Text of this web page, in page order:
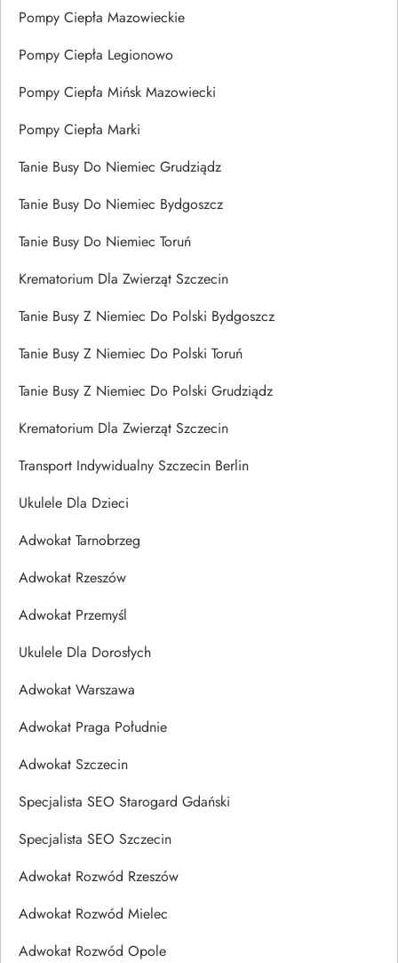
Pompy Ciepła Mazowieckie
Pompy Ciepła Legionowo
Pompy Ciepła Mińsk Mazowiecki
Pompy Ciepła Marki
Tanie Busy Do Niemiec Grudziądz
Tanie Busy Do Niemiec Bydgoszcz
Tanie Busy Do Niemiec Toruń
Krematorium Dla Zwierząt Szczecin
Tanie Busy Z Niemiec Do Polski Bydgoszcz
Tanie Busy Z Niemiec Do Polski Toruń
Tanie Busy Z Niemiec Do Polski Grudziądz
Krematorium Dla Zwierząt Szczecin
Transport Indywidualny Szczecin Berlin
Ukulele Dla Dzieci
Adwokat Tarnobrzeg
Adwokat Rzeszów
Adwokat Przemyśl
Ukulele Dla Dorosłych
Adwokat Warszawa
Adwokat Praga Południe
Adwokat Szczecin
Specjalista SEO Starogard Gdański
Specjalista SEO Szczecin
Adwokat Rozwód Rzeszów
Adwokat Rozwód Mielec
Adwokat Rozwód Opole